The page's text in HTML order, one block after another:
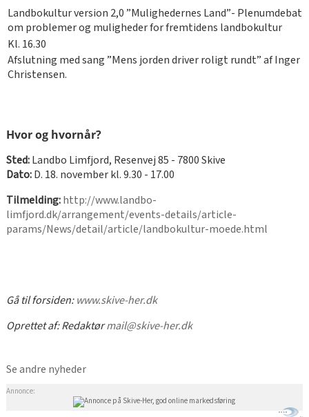
Landbokultur version 2,0 ”Mulighedernes Land”- Plenumdebat
om problemer og muligheder for fremtidens landbokultur
Kl. 16.30
Afslutning med sang ”Mens jorden driver roligt rundt” af Inger
Christensen.
Hvor og hvornår?
Sted:Landbo Limfjord, Resenvej 85 - 7800 Skive
Dato:D. 18. november kl. 9.30 - 17.00
Tilmelding:http://www.landbo-
limfjord.dk/arrangement/events-details/article-
params/News/detail/article/landbokultur-moede.html
Gå til forsiden:www.skive-her.dk
Oprettet af:Redaktørmail@skive-her.dk
Se andre nyheder
Annonce: